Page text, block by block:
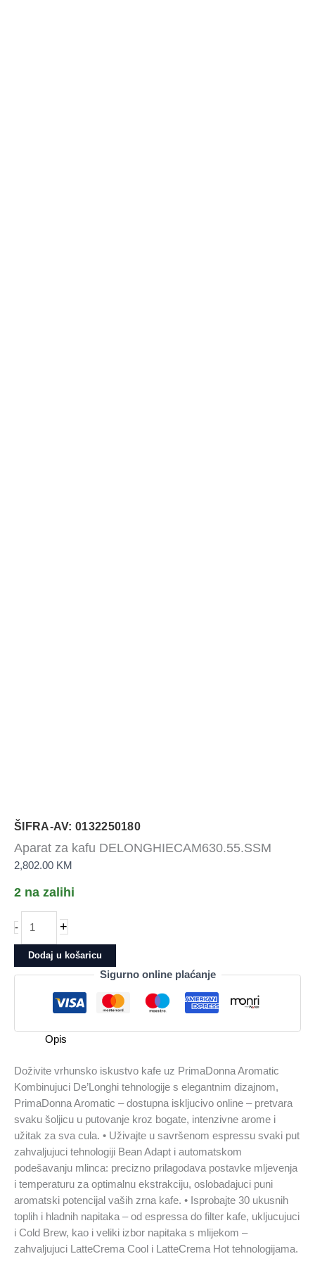
ŠIFRA-AV: 0132250180
Aparat za kafu DELONGHIECAM630.55.SSM
2,802.00 KM
2 na zalihi
-
za
kafu
DELONGHIECAM630.55.SSM
+
Dodaj u košaricu
Sigurno online plaćanje
Opis
Doživite vrhunsko iskustvo kafe uz PrimaDonna Aromatic
Kombinujuci De’Longhi tehnologije s elegantnim dizajnom,
PrimaDonna Aromatic – dostupna iskljucivo online – pretvara
svaku šoljicu u putovanje kroz bogate, intenzivne arome i
užitak za sva cula. • Uživajte u savršenom espressu svaki put
zahvaljujuci tehnologiji Bean Adapt i automatskom
podešavanju mlinca: precizno prilagodava postavke mljevenja
i temperaturu za optimalnu ekstrakciju, oslobadajuci puni
aromatski potencijal vaših zrna kafe. • Isprobajte 30 ukusnih
toplih i hladnih napitaka – od espressa do filter kafe, ukljucujuci
i Cold Brew, kao i veliki izbor napitaka s mlijekom –
zahvaljujuci LatteCrema Cool i LatteCrema Hot tehnologijama.